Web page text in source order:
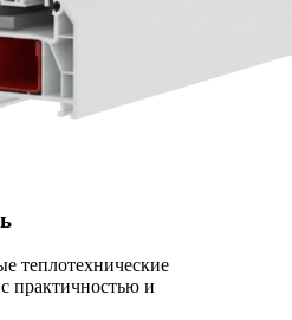
теплотехнические
практичностью и